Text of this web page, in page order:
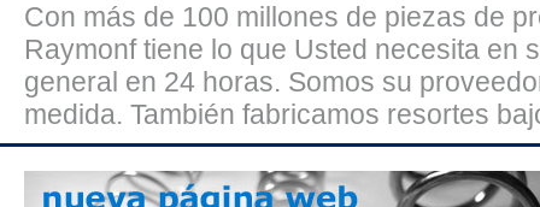
Con más de 100 millones de piezas de
Raymonf tiene lo que Usted necesita en
general en 24 horas. Somos su
medida. También fabricamos resortes